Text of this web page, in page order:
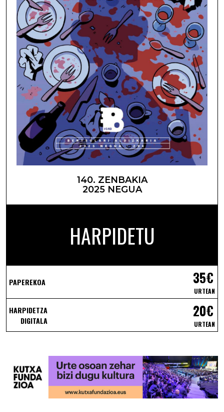
140. ZENBAKIA
2025 NEGUA
HARPIDETU
PAPEREKOA 35€
URTEAN
HARPIDETZA
DIGITALA
20€
URTEAN